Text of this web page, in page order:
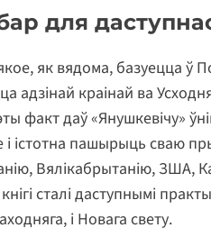
для
як вядома, базуецца
адзінай краінай ва
факт даў «Янушкевічу»
і істотна пашырыць сваю
Вялікабрытанію, ЗША,
сталі даступнымі
і Новага свету.